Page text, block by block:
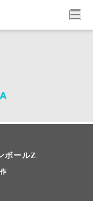
ボールZ